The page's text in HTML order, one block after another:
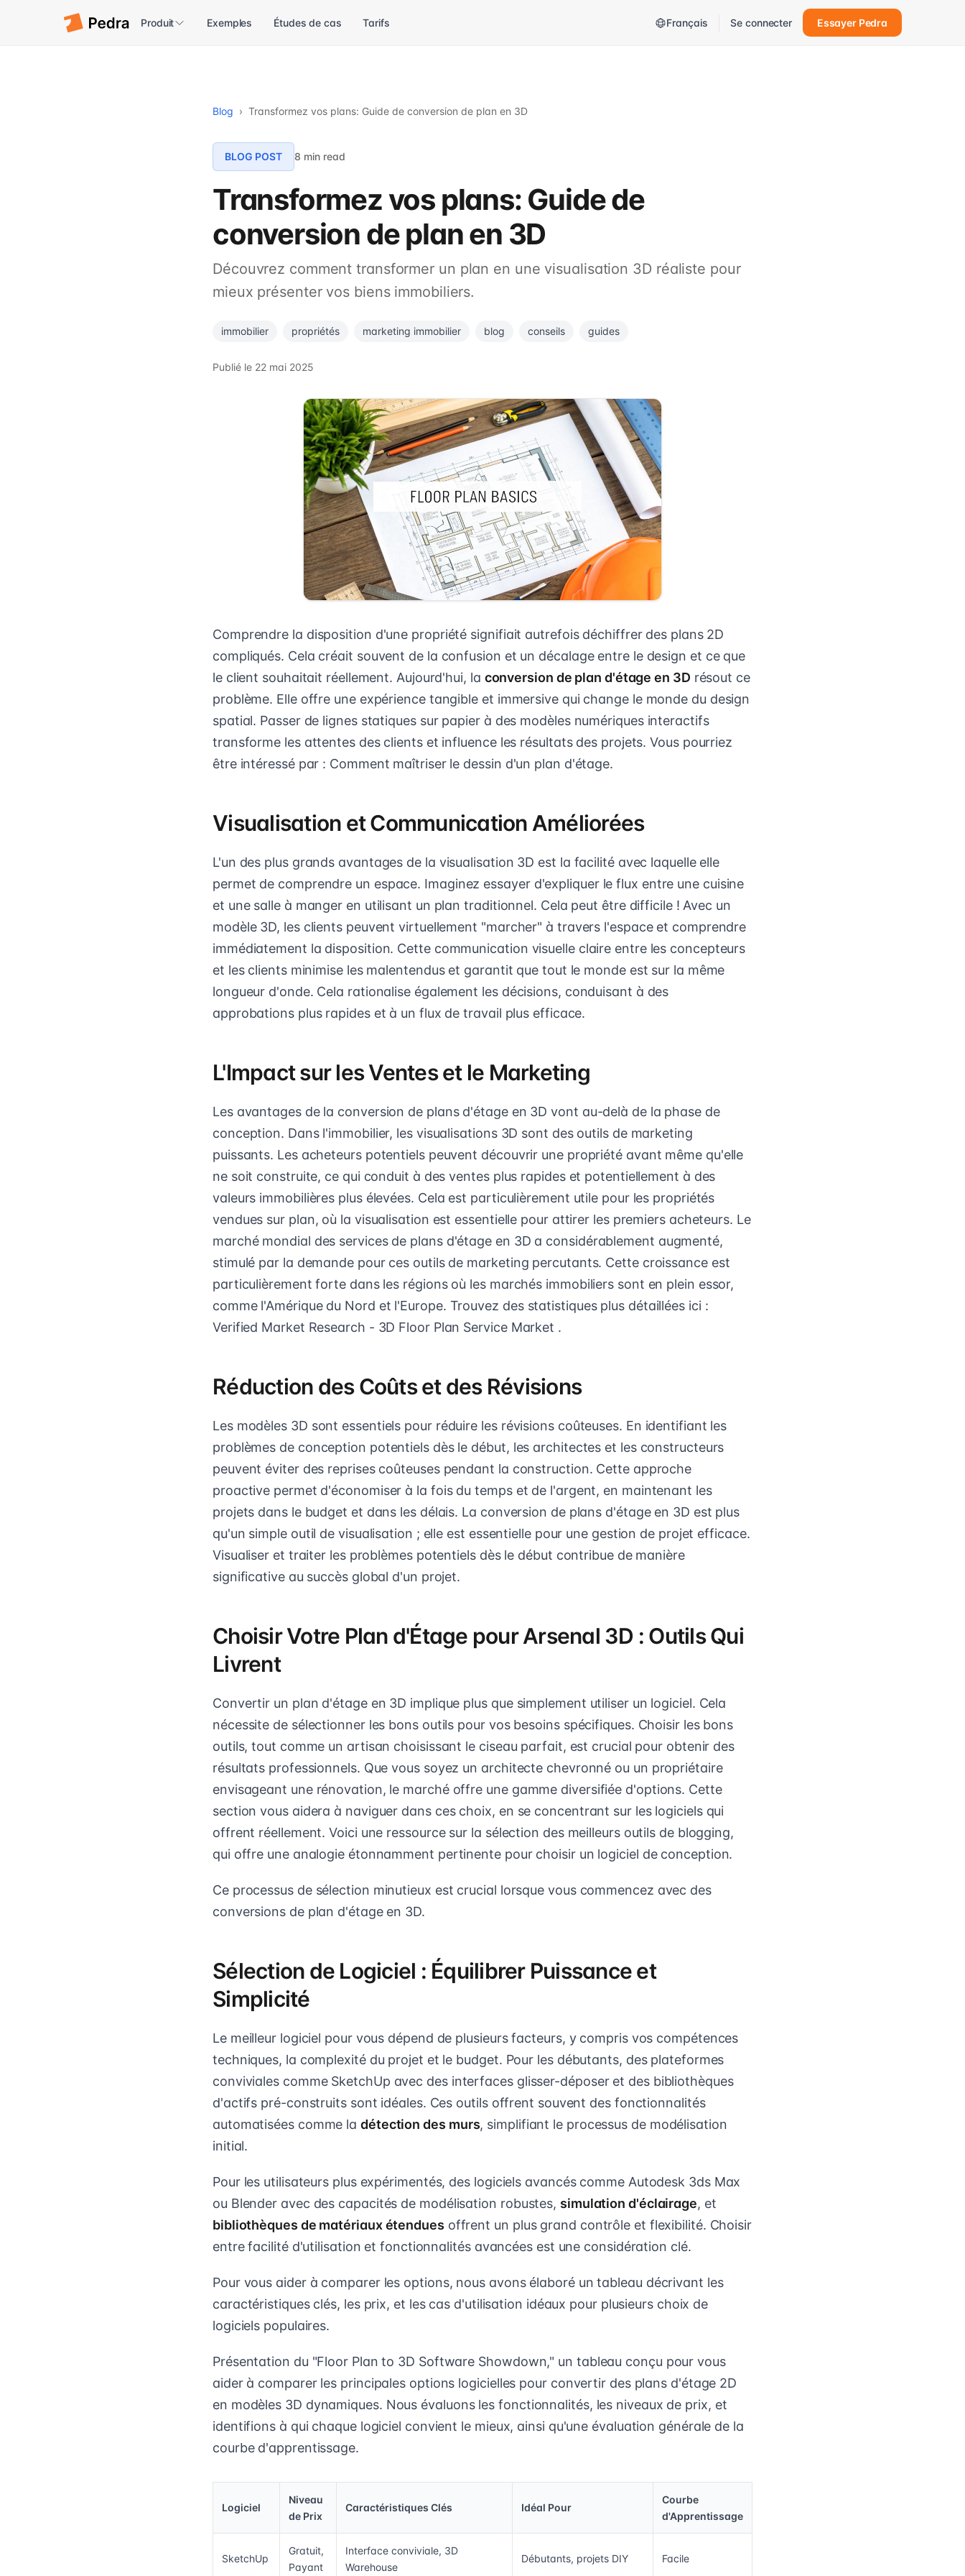
Produit Exemples Études de cas Tarifs Français Se connecter Essayer Pedra
Blog › Transformez vos plans: Guide de conversion de plan en 3D
BLOG POST 8 min read
Transformez vos plans: Guide de
conversion de plan en 3D
Découvrez comment transformer un plan en une visualisation 3D réaliste pour
mieux présenter vos biens immobiliers.
immobilier propriétés marketing immobilier blog conseils guides
Publié le 22 mai 2025
Comprendre la disposition d'une propriété signifiait autrefois déchiffrer des plans 2D
compliqués. Cela créait souvent de la confusion et un décalage entre le design et ce que
le client souhaitait réellement. Aujourd'hui, la conversion de plan d'étage en 3D résout ce
problème. Elle offre une expérience tangible et immersive qui change le monde du design
spatial. Passer de lignes statiques sur papier à des modèles numériques interactifs
transforme les attentes des clients et influence les résultats des projets. Vous pourriez
être intéressé par : Comment maîtriser le dessin d'un plan d'étage.
Visualisation et Communication Améliorées
L'un des plus grands avantages de la visualisation 3D est la facilité avec laquelle elle
permet de comprendre un espace. Imaginez essayer d'expliquer le flux entre une cuisine
et une salle à manger en utilisant un plan traditionnel. Cela peut être difficile ! Avec un
modèle 3D, les clients peuvent virtuellement "marcher" à travers l'espace et comprendre
immédiatement la disposition. Cette communication visuelle claire entre les concepteurs
et les clients minimise les malentendus et garantit que tout le monde est sur la même
longueur d'onde. Cela rationalise également les décisions, conduisant à des
approbations plus rapides et à un flux de travail plus efficace.
L'Impact sur les Ventes et le Marketing
Les avantages de la conversion de plans d'étage en 3D vont au-delà de la phase de
conception. Dans l'immobilier, les visualisations 3D sont des outils de marketing
puissants. Les acheteurs potentiels peuvent découvrir une propriété avant même qu'elle
ne soit construite, ce qui conduit à des ventes plus rapides et potentiellement à des
valeurs immobilières plus élevées. Cela est particulièrement utile pour les propriétés
vendues sur plan, où la visualisation est essentielle pour attirer les premiers acheteurs. Le
marché mondial des services de plans d'étage en 3D a considérablement augmenté,
stimulé par la demande pour ces outils de marketing percutants. Cette croissance est
particulièrement forte dans les régions où les marchés immobiliers sont en plein essor,
comme l'Amérique du Nord et l'Europe. Trouvez des statistiques plus détaillées ici :
Verified Market Research - 3D Floor Plan Service Market .
Réduction des Coûts et des Révisions
Les modèles 3D sont essentiels pour réduire les révisions coûteuses. En identifiant les
problèmes de conception potentiels dès le début, les architectes et les constructeurs
peuvent éviter des reprises coûteuses pendant la construction. Cette approche
proactive permet d'économiser à la fois du temps et de l'argent, en maintenant les
projets dans le budget et dans les délais. La conversion de plans d'étage en 3D est plus
qu'un simple outil de visualisation ; elle est essentielle pour une gestion de projet efficace.
Visualiser et traiter les problèmes potentiels dès le début contribue de manière
significative au succès global d'un projet.
Choisir Votre Plan d'Étage pour Arsenal 3D : Outils Qui
Livrent
Convertir un plan d'étage en 3D implique plus que simplement utiliser un logiciel. Cela
nécessite de sélectionner les bons outils pour vos besoins spécifiques. Choisir les bons
outils, tout comme un artisan choisissant le ciseau parfait, est crucial pour obtenir des
résultats professionnels. Que vous soyez un architecte chevronné ou un propriétaire
envisageant une rénovation, le marché offre une gamme diversifiée d'options. Cette
section vous aidera à naviguer dans ces choix, en se concentrant sur les logiciels qui
offrent réellement. Voici une ressource sur la sélection des meilleurs outils de blogging,
qui offre une analogie étonnamment pertinente pour choisir un logiciel de conception.
Ce processus de sélection minutieux est crucial lorsque vous commencez avec des
conversions de plan d'étage en 3D.
Sélection de Logiciel : Équilibrer Puissance et
Simplicité
Le meilleur logiciel pour vous dépend de plusieurs facteurs, y compris vos compétences
techniques, la complexité du projet et le budget. Pour les débutants, des plateformes
conviviales comme SketchUp avec des interfaces glisser-déposer et des bibliothèques
d'actifs pré-construits sont idéales. Ces outils offrent souvent des fonctionnalités
automatisées comme ladétection des murs, simplifiant le processus de modélisation
initial.
Pour les utilisateurs plus expérimentés, des logiciels avancés comme Autodesk 3ds Max
ou Blender avec des capacités de modélisation robustes, simulation d'éclairage, et
bibliothèques de matériaux étendues offrent un plus grand contrôle et flexibilité. Choisir
entre facilité d'utilisation et fonctionnalités avancées est une considération clé.
Pour vous aider à comparer les options, nous avons élaboré un tableau décrivant les
caractéristiques clés, les prix, et les cas d'utilisation idéaux pour plusieurs choix de
logiciels populaires.
Présentation du "Floor Plan to 3D Software Showdown," un tableau conçu pour vous
aider à comparer les principales options logicielles pour convertir des plans d'étage 2D
en modèles 3D dynamiques. Nous évaluons les fonctionnalités, les niveaux de prix, et
identifions à qui chaque logiciel convient le mieux, ainsi qu'une évaluation générale de la
courbe d'apprentissage.
Logiciel
Niveau
de Prix
Caractéristiques Clés Idéal Pour
Courbe
d'Apprentissage
SketchUp
Gratuit,
Payant
Interface conviviale, 3D
Warehouse
Débutants, projets DIY Facile